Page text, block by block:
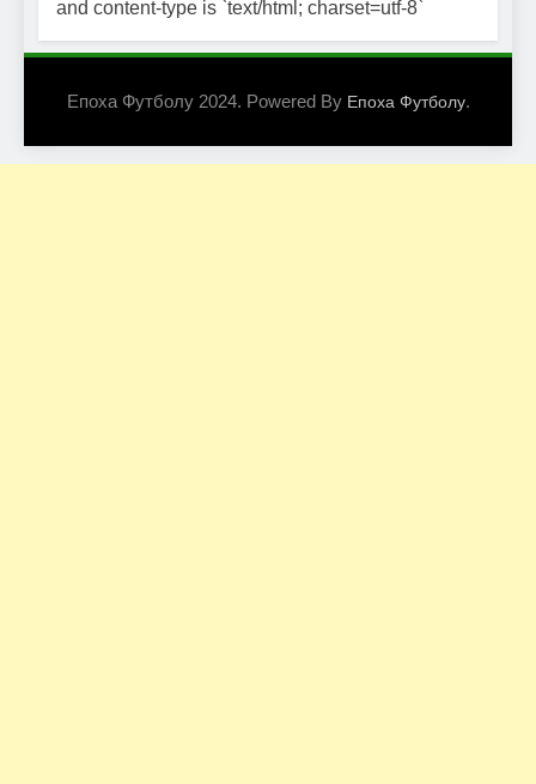
and content-type is `text/html; charset=utf-8`
Епоха Футболу 2024. Powered By Епоха Футболу.